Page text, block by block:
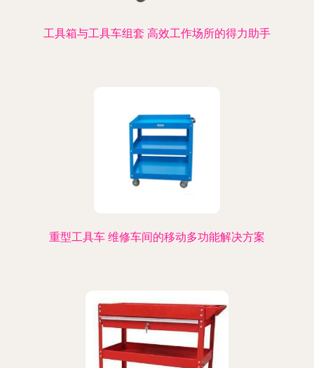
工具箱与工具车组套 高效工作场所的得力助手
重型工具车 维修车间的移动多功能解决方案